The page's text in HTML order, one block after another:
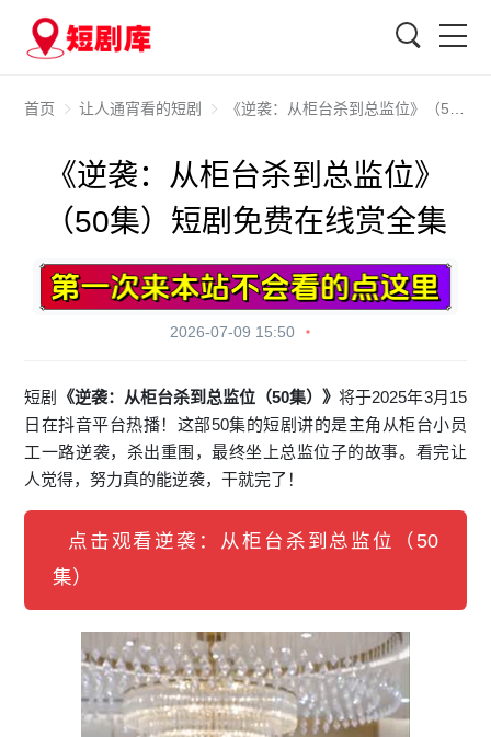
首页 让人通宵看的短剧 《逆袭：从柜台杀到总监位》（50集）短剧免费在线赏全集
《逆袭：从柜台杀到总监位》
（50集）短剧免费在线赏全集
2026-07-09 15:50
短剧 《逆袭：从柜台杀到总监位（50集）》将于2025年3月15
日在抖音平台热播！这部50集的短剧讲的是主角从柜台小员
工一路逆袭，杀出重围，最终坐上总监位子的故事。看完让
人觉得，努力真的能逆袭，干就完了！
点击观看逆袭：从柜台杀到总监位（50
集）